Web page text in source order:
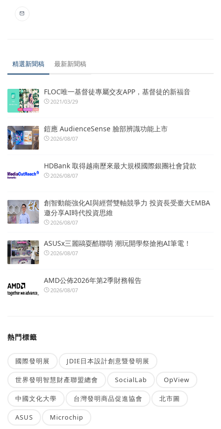
精選新聞稿 最新新聞稿
FLOC唯一基督徒專屬交友APP，基督徒的新福音
2021/03/29
鎧應 AudienceSense 臉部辨識功能上市
2026/08/07
HDBank 取得越南歷來最大規模國際銀團社會貸款
2026/08/07
創智動能強化AI與經營雙軸競爭力 投資長受臺大EMBA
邀分享AI時代投資思維
2026/08/07
ASUSx三麗鷗耍酷聯萌 潮玩開學祭搶抱AI筆電！
2026/08/07
AMD公佈2026年第2季財務報告
2026/08/07
熱門標籤
國際發明展 JDIE日本設計創意暨發明展
世界發明智慧財產聯盟總會 SocialLab OpView
中國文化大學 台灣發明商品促進協會 北市圖
ASUS Microchip